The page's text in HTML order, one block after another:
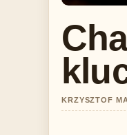
KRZYSZTOF